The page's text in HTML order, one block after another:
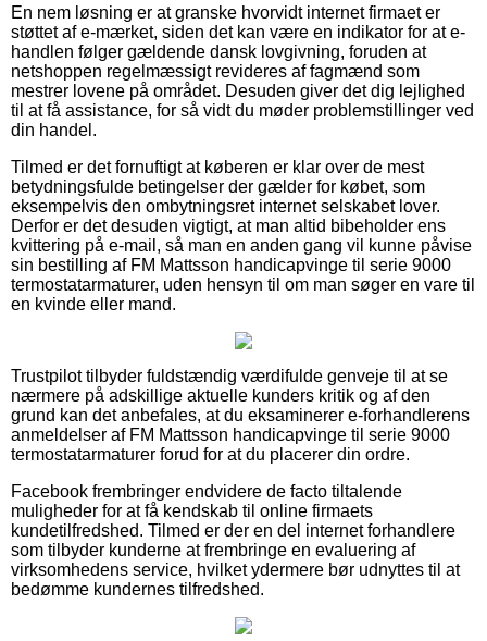
En nem løsning er at granske hvorvidt internet firmaet er
støttet af e-mærket, siden det kan være en indikator for at e-
handlen følger gældende dansk lovgivning, foruden at
netshoppen regelmæssigt revideres af fagmænd som
mestrer lovene på området. Desuden giver det dig lejlighed
til at få assistance, for så vidt du møder problemstillinger ved
din handel.
Tilmed er det fornuftigt at køberen er klar over de mest
betydningsfulde betingelser der gælder for købet, som
eksempelvis den ombytningsret internet selskabet lover.
Derfor er det desuden vigtigt, at man altid bibeholder ens
kvittering på e-mail, så man en anden gang vil kunne påvise
sin bestilling af FM Mattsson handicapvinge til serie 9000
termostatarmaturer, uden hensyn til om man søger en vare til
en kvinde eller mand.
Trustpilot tilbyder fuldstændig værdifulde genveje til at se
nærmere på adskillige aktuelle kunders kritik og af den
grund kan det anbefales, at du eksaminerer e-forhandlerens
anmeldelser af FM Mattsson handicapvinge til serie 9000
termostatarmaturer forud for at du placerer din ordre.
Facebook frembringer endvidere de facto tiltalende
muligheder for at få kendskab til online firmaets
kundetilfredshed. Tilmed er der en del internet forhandlere
som tilbyder kunderne at frembringe en evaluering af
virksomhedens service, hvilket ydermere bør udnyttes til at
bedømme kundernes tilfredshed.